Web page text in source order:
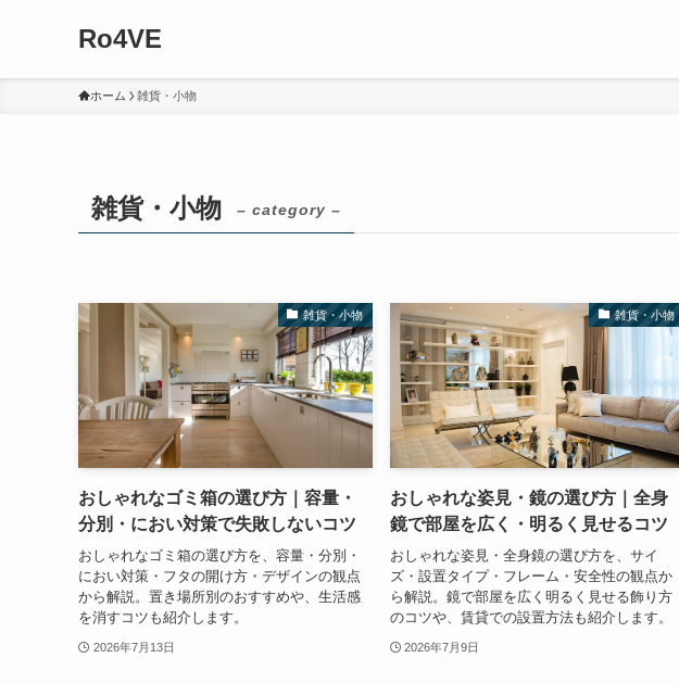
Ro4VE
ホーム 雑貨・小物
雑貨・小物 – category –
雑貨・小物
おしゃれなゴミ箱の選び方｜容量・
分別・におい対策で失敗しないコツ
おしゃれなゴミ箱の選び方を、容量・分別・
におい対策・フタの開け方・デザインの観点
から解説。置き場所別のおすすめや、生活感
を消すコツも紹介します。
2026年7月13日
雑貨・小物
おしゃれな姿見・鏡の選び方｜全身
鏡で部屋を広く・明るく見せるコツ
おしゃれな姿見・全身鏡の選び方を、サイ
ズ・設置タイプ・フレーム・安全性の観点か
ら解説。鏡で部屋を広く明るく見せる飾り方
のコツや、賃貸での設置方法も紹介します。
2026年7月9日